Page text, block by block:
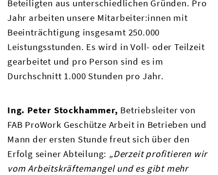
Beteiligten aus unterschiedlichen Gründen. Pro
Jahr arbeiten unsere Mitarbeiter:innen mit
Beeinträchtigung insgesamt 250.000
Leistungsstunden. Es wird in Voll- oder Teilzeit
gearbeitet und pro Person sind es im
Durchschnitt 1.000 Stunden pro Jahr.
Ing. Peter Stockhammer, Betriebsleiter von
FAB ProWork Geschütze Arbeit in Betrieben und
Mann der ersten Stunde freut sich über den
Erfolg seiner Abteilung: „Derzeit profitieren wir
vom Arbeitskräftemangel und es gibt mehr